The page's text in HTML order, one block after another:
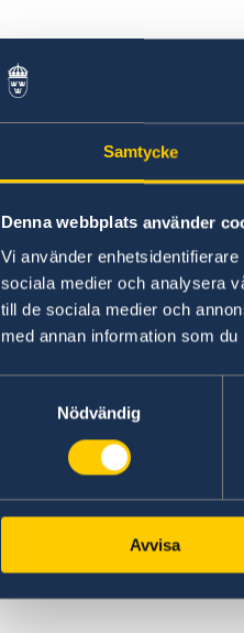
Samtycke
Denna webbplats använder
Vi använder
sociala medier och analysera
till de sociala medier och
med annan information som
Nödvändig
Avvisa